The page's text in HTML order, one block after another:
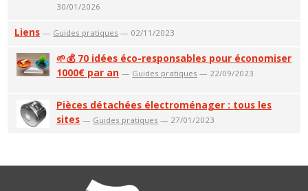
30/01/2026
Liens — Guides pratiques — 02/11/2023
🌱💰 70 idées éco-responsables pour économiser
1000€ par an — Guides pratiques — 22/09/2023
Pièces détachées électroménager : tous les
sites — Guides pratiques — 27/01/2023